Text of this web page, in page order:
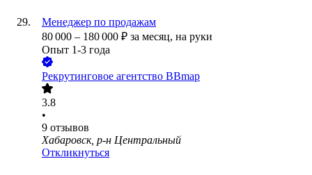
Менеджер по продажам
80 000 – 180 000 ₽ за месяц, на руки
Опыт 1-3 года
Рекрутинговое агентство BBmap
3.8
•
9 отзывов
Хабаровск, р-н Центральный
Откликнуться